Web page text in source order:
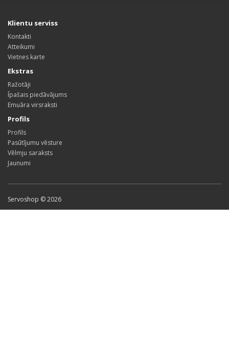
Klientu serviss
Kontakti
Atteikumi
Vietnes karte
Ekstras
Ražotāji
Īpašais piedāvājums
Emuāra virsraksti
Profils
Profils
Pasūtījumu vēsture
Vēlmju saraksts
Jaunumi
Servoshop © 2026